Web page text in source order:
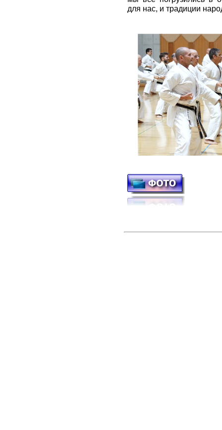
для нас, и традиции